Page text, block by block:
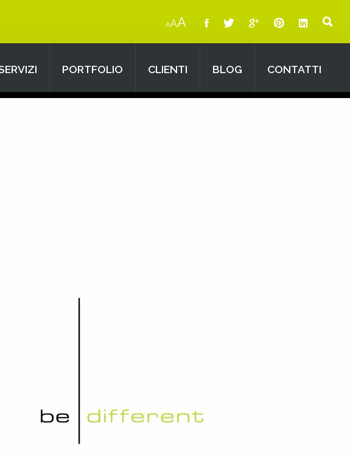
AAA
PORTFOLIO CLIENTI BLOG CONTATTI